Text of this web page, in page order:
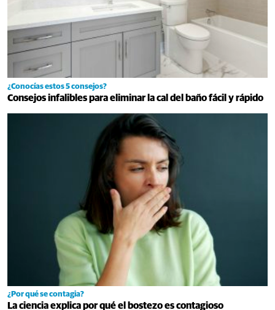
¿Conocías estos 5 consejos?
Consejos infalibles para eliminar la cal del baño fácil y rápido
¿Por qué se contagia?
La ciencia explica por qué el bostezo es contagioso